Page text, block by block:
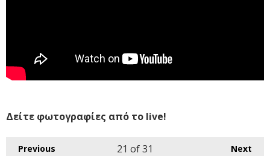
Δείτε φωτογραφίες από το live!
Previous Next
21 of 31